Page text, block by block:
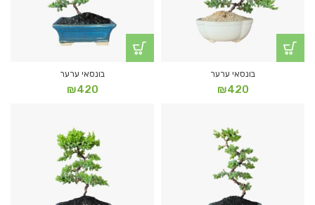
בונסאי ערער
₪420
בונסאי ערער
₪420